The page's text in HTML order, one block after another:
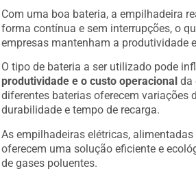
Com uma boa bateria, a empilhadeira
forma contínua e sem interrupções, o
empresas mantenham a produtividade
O tipo de bateria a ser utilizado pode
produtividade e o custo operacional da
diferentes baterias oferecem variações
durabilidade e tempo de recarga.
As empilhadeiras elétricas,
oferecem uma solução eficiente e
de gases poluentes.